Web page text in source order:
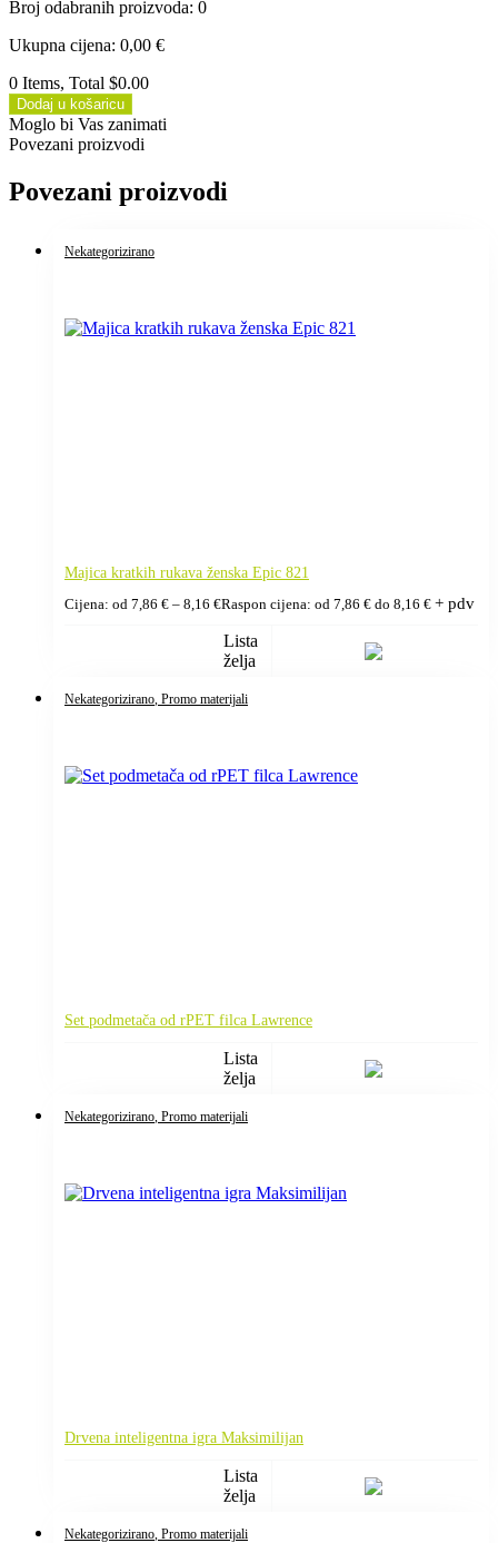
Broj odabranih proizvoda: 0
Ukupna cijena: 0,00 €
0 Items, Total $0.00
Dodaj u košaricu
Moglo bi Vas zanimati
Povezani proizvodi
Povezani proizvodi
Nekategorizirano
Majica kratkih rukava ženska Epic 821
Cijena: od 7,86 € – 8,16 €Raspon cijena: od 7,86 € do 8,16 € + pdv
Lista
želja
Nekategorizirano , Promo materijali
Set podmetača od rPET filca Lawrence
Lista
želja
Nekategorizirano , Promo materijali
Drvena inteligentna igra Maksimilijan
Lista
želja
Nekategorizirano , Promo materijali